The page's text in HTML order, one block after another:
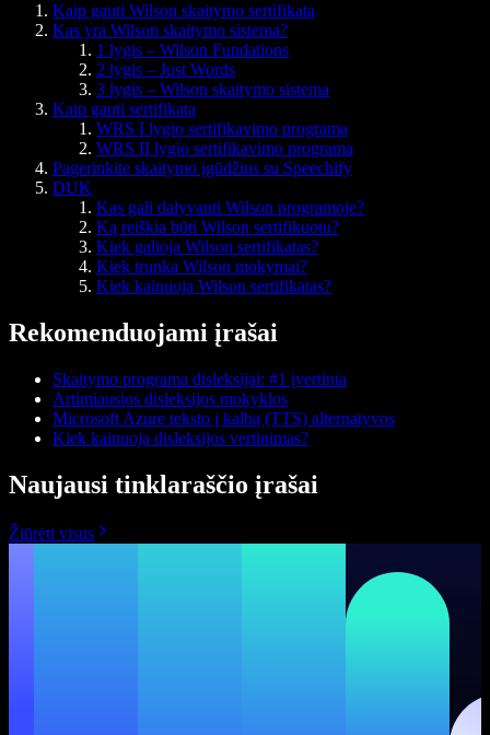
Kaip gauti Wilson skaitymo sertifikatą
Kas yra Wilson skaitymo sistema?
1 lygis – Wilson Fundations
2 lygis – Just Words
3 lygis – Wilson skaitymo sistema
Kaip gauti sertifikatą
WRS I lygio sertifikavimo programa
WRS II lygio sertifikavimo programa
Pagerinkite skaitymo įgūdžius su Speechify
DUK
Kas gali dalyvauti Wilson programoje?
Ką reiškia būti Wilson sertifikuotu?
Kiek galioja Wilson sertifikatas?
Kiek trunka Wilson mokymai?
Kiek kainuoja Wilson sertifikatas?
Rekomenduojami įrašai
Skaitymo programa disleksijai: #1 įvertinta
Artimiausios disleksijos mokyklos
Microsoft Azure teksto į kalbą (TTS) alternatyvos
Kiek kainuoja disleksijos vertinimas?
Naujausi tinklaraščio įrašai
Žiūrėti visus